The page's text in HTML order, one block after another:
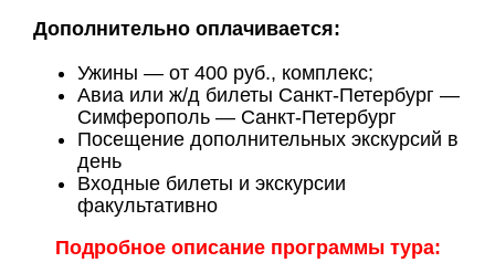
Дополнительно оплачивается:
Ужины — от 400 руб., комплекс;
Авиа или ж/д билеты Санкт-Петербург —
Симферополь — Санкт-Петербург
Посещение дополнительных экскурсий в
день
Входные билеты и экскурсии
факультативно
Подробное описание программы тура: